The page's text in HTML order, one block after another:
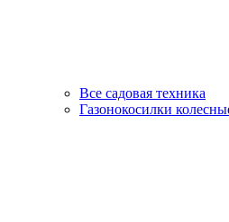
Все садовая техника
Газонокосилки